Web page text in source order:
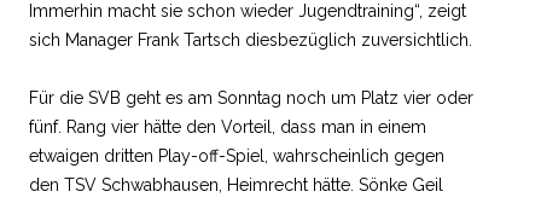
Immerhin macht sie schon wieder Jugendtraining“, zeigt
sich Manager Frank Tartsch diesbezüglich zuversichtlich.
Für die SVB geht es am Sonntag noch um Platz vier oder
fünf. Rang vier hätte den Vorteil, dass man in einem
etwaigen dritten Play-off-Spiel, wahrscheinlich gegen
den TSV Schwabhausen, Heimrecht hätte. Sönke Geil